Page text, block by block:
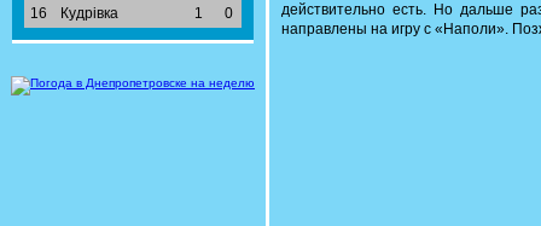
16
Кудрівка 1 0
действительно есть. Но дальше
направлены на игру с «Наполи».